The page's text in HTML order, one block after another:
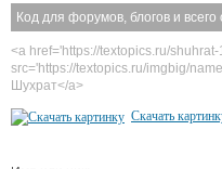
Код для форумов, блогов и всего
<a href='https://textopics.ru/
src='https://textopics.ru/imgbig/
Шухрат</a>
Скачать